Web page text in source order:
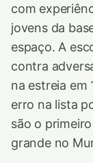
com
jovens da
espaço. A
contra
na estreia em
erro na lista
são o
grande no